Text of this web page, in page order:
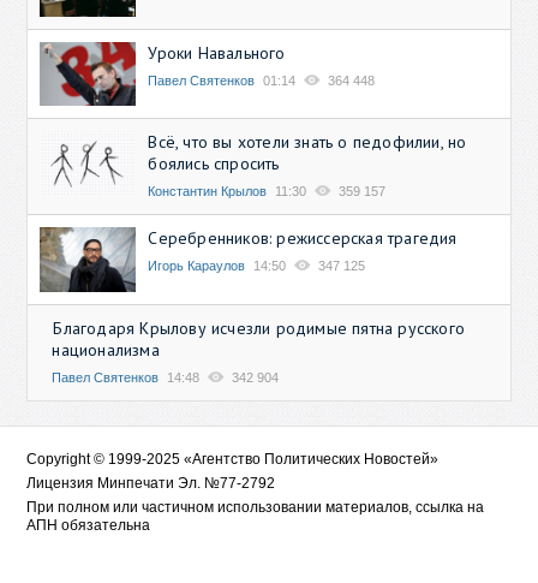
Уроки Навального
Павел Святенков 01:14 364 448
Всё, что вы хотели знать о педофилии, но
боялись спросить
Константин Крылов 11:30 359 157
Серебренников: режиссерская трагедия
Игорь Караулов 14:50 347 125
Благодаря Крылову исчезли родимые пятна русского
национализма
Павел Святенков 14:48 342 904
Copyright © 1999-2025 «Агентство Политических Новостей»
Лицензия Минпечати Эл. №77-2792
При полном или частичном использовании материалов, ссылка на
АПН обязательна